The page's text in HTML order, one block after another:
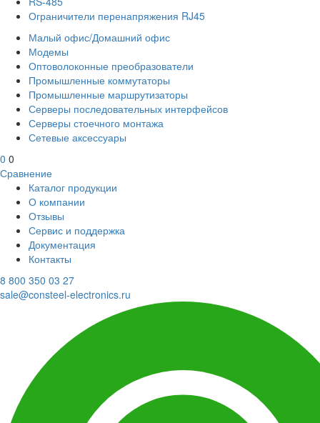
Ограничители перенапряжения RJ45
Малый офис/Домашний офис
Модемы
Оптоволоконные преобразователи
Промышленные коммутаторы
Промышленные маршрутизаторы
Серверы последовательных интерфейсов
Серверы стоечного монтажа
Сетевые аксессуары
0 0
Сравнение
Каталог продукции
О компании
Отзывы
Сервис и поддержка
Документация
Контакты
8 800 350 03 27
sale@consteel-electronics.ru